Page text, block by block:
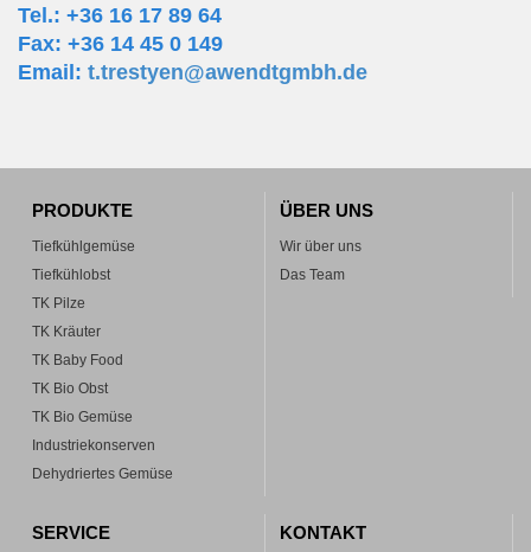
Tel.: +36 16 17 89 64
Fax: +36 14 45 0 149
Email: t.trestyen@awendtgmbh.de
PRODUKTE
Tiefkühlgemüse
Tiefkühlobst
TK Pilze
TK Kräuter
TK Baby Food
TK Bio Obst
TK Bio Gemüse
Industriekonserven
Dehydriertes Gemüse
ÜBER UNS
Wir über uns
Das Team
SERVICE KONTAKT